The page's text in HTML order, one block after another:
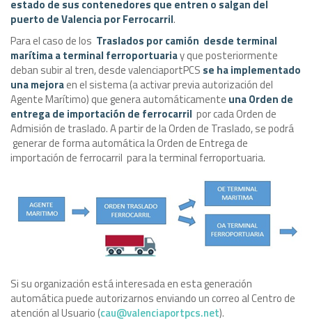
estado de sus contenedores que entren o salgan del
puerto de Valencia por Ferrocarril.
Para el caso de los Traslados por camión desde terminal
marítima a terminal ferroportuariay que posteriormente
deban subir al tren, desde valenciaportPCS se ha implementado
una mejoraen el sistema (a activar previa autorización del
Agente Marítimo) que genera automáticamente una Orden de
entrega de importación de ferrocarril por cada Orden de
Admisión de traslado. A partir de la Orden de Traslado, se podrá
generar de forma automática la Orden de Entrega de
importación de ferrocarril para la terminal ferroportuaria.
Si su organización está interesada en esta generación
automática puede autorizarnos enviando un correo al Centro de
atención al Usuario (cau@valenciaportpcs.net).